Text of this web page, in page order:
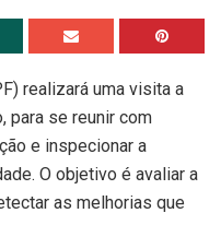
realizará uma visita a
para se reunir com
e inspecionar a
O objetivo é avaliar a
as melhorias que